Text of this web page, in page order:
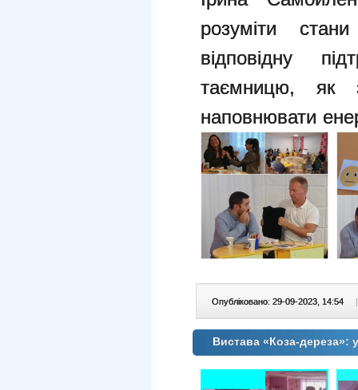
розуміти
відповідну
таємницю, як
наповнювати
Опубліковано: 29-09-2023, 14:54 |
Вистава «Коза-